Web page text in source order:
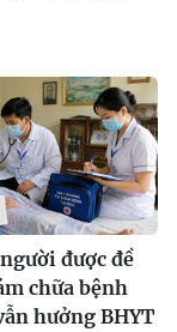
được đề
chữa bệnh
hưởng BHYT